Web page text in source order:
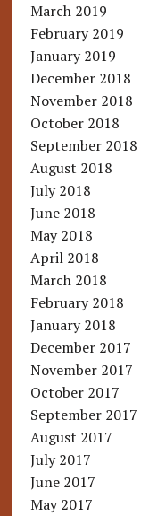
March 2019
February 2019
January 2019
December 2018
November 2018
October 2018
September 2018
August 2018
July 2018
June 2018
May 2018
April 2018
March 2018
February 2018
January 2018
December 2017
November 2017
October 2017
September 2017
August 2017
July 2017
June 2017
May 2017